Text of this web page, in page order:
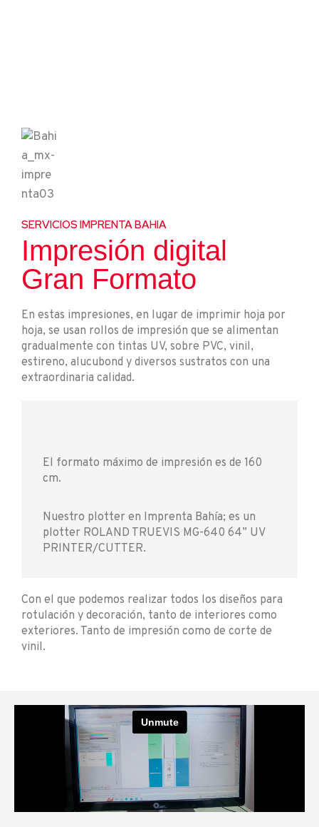
SERVICIOS IMPRENTA BAHIA
Impresión digital
Gran Formato
En estas impresiones, en lugar de imprimir hoja por
hoja, se usan rollos de impresión que se alimentan
gradualmente con tintas UV, sobre PVC, vinil,
estireno, alucubond y diversos sustratos con una
extraordinaria calidad.
El formato máximo de impresión es de 160
cm.
Nuestro plotter en Imprenta Bahía; es un
plotter ROLAND TRUEVIS MG-640 64” UV
PRINTER/CUTTER.
Con el que podemos realizar todos los diseños para
rotulación y decoración, tanto de interiores como
exteriores. Tanto de impresión como de corte de
vinil.